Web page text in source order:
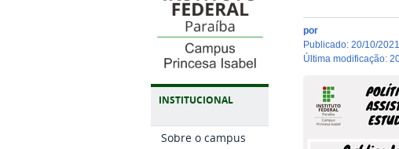
INSTITUCIONAL
Sobre o campus
por
publicado:20/10/
última modificação: